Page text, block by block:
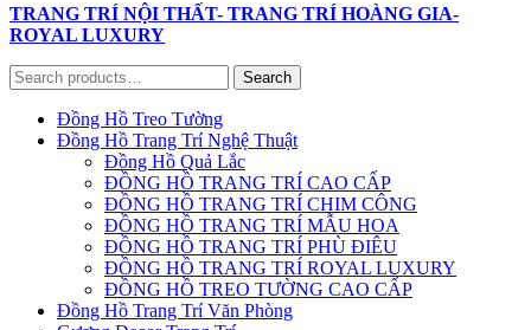
TRANG TRÍ NỘI THẤT- TRANG TRÍ HOÀNG GIA-
ROYAL LUXURY
Search
for:
Search
Đồng Hồ Treo Tường
Đồng Hồ Trang Trí Nghệ Thuật
Đồng Hồ Quả Lắc
ĐỒNG HỒ TRANG TRÍ CAO CẤP
ĐỒNG HỒ TRANG TRÍ CHIM CÔNG
ĐỒNG HỒ TRANG TRÍ MẪU HOA
ĐỒNG HỒ TRANG TRÍ PHÙ ĐIÊU
ĐỒNG HỒ TRANG TRÍ ROYAL LUXURY
ĐỒNG HỒ TREO TƯỜNG CAO CẤP
Đồng Hồ Trang Trí Văn Phòng